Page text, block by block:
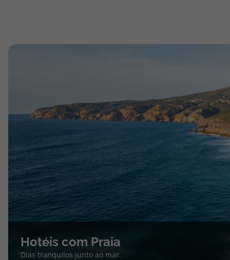
Hotéis com Praia
Dias tranquilos junto ao mar.